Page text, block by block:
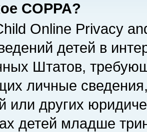
COPPA?
Online Privacy
детей в
Штатов,
личные
или других
детей младше